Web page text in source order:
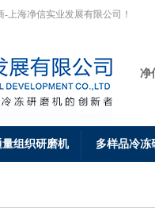
上海净信实业发展有限公司！
净
量组织研磨机 多样品冷冻